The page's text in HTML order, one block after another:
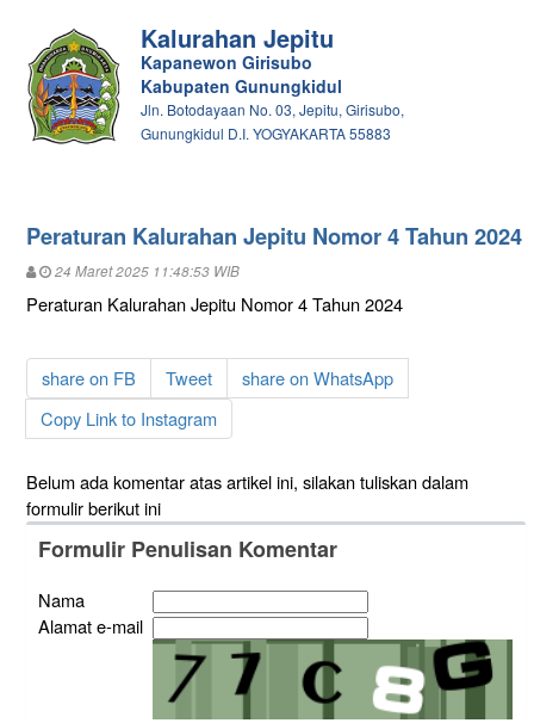
Kalurahan Jepitu
Kapanewon Girisubo
Kabupaten Gunungkidul
Jln. Botodayaan No. 03, Jepitu, Girisubo,
Gunungkidul D.I. YOGYAKARTA 55883
Peraturan Kalurahan Jepitu Nomor 4 Tahun 2024
24 Maret 2025 11:48:53 WIB
Peraturan Kalurahan Jepitu Nomor 4 Tahun 2024
share on FB Tweet
share on WhatsApp
Copy Link to Instagram
Belum ada komentar atas artikel ini, silakan tuliskan dalam
formulir berikut ini
Formulir Penulisan Komentar
Nama
Alamat e-mail